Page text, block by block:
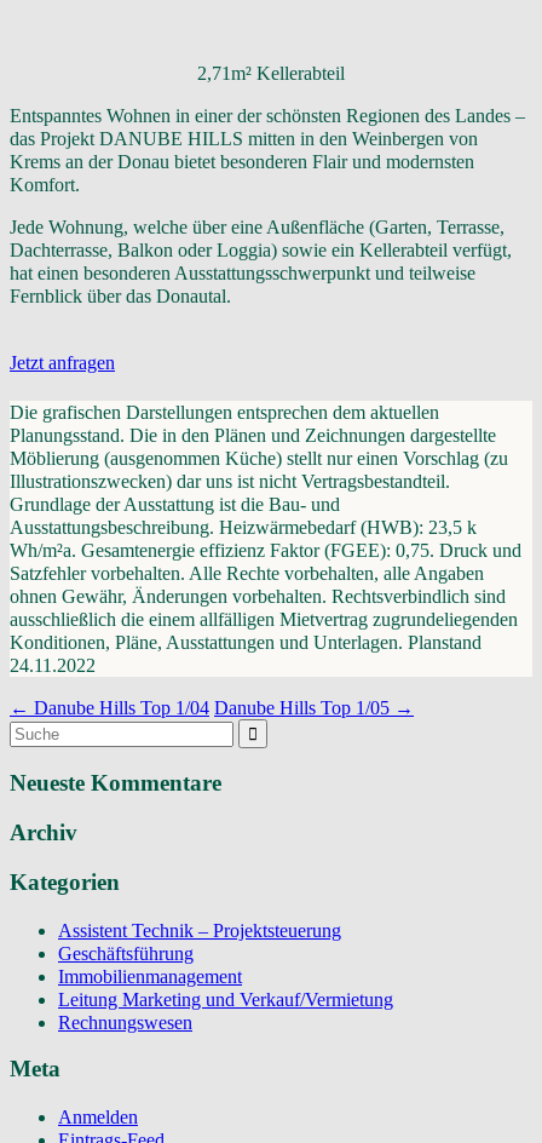
2,71m² Kellerabteil
Entspanntes Wohnen in einer der schönsten Regionen des Landes –
das Projekt DANUBE HILLS mitten in den Weinbergen von
Krems an der Donau bietet besonderen Flair und modernsten
Komfort.
Jede Wohnung, welche über eine Außenfläche (Garten, Terrasse,
Dachterrasse, Balkon oder Loggia) sowie ein Kellerabteil verfügt,
hat einen besonderen Ausstattungsschwerpunkt und teilweise
Fernblick über das Donautal.
Jetzt anfragen
Die grafischen Darstellungen entsprechen dem aktuellen
Planungsstand. Die in den Plänen und Zeichnungen dargestellte
Möblierung (ausgenommen Küche) stellt nur einen Vorschlag (zu
Illustrationszwecken) dar uns ist nicht Vertragsbestandteil.
Grundlage der Ausstattung ist die Bau- und
Ausstattungsbeschreibung. Heizwärmebedarf (HWB): 23,5 k
Wh/m²a. Gesamtenergie effizienz Faktor (FGEE): 0,75. Druck und
Satzfehler vorbehalten. Alle Rechte vorbehalten, alle Angaben
ohnen Gewähr, Änderungen vorbehalten. Rechtsverbindlich sind
ausschließlich die einem allfälligen Mietvertrag zugrundeliegenden
Konditionen, Pläne, Ausstattungen und Unterlagen. Planstand
24.11.2022
Navigation
(Beiträge)
← Danube Hills Top 1/04 Danube Hills Top 1/05 →
Suchergebnis
für:
Neueste Kommentare
Archiv
Kategorien
Assistent Technik – Projektsteuerung
Geschäftsführung
Immobilienmanagement
Leitung Marketing und Verkauf/Vermietung
Rechnungswesen
Meta
Anmelden